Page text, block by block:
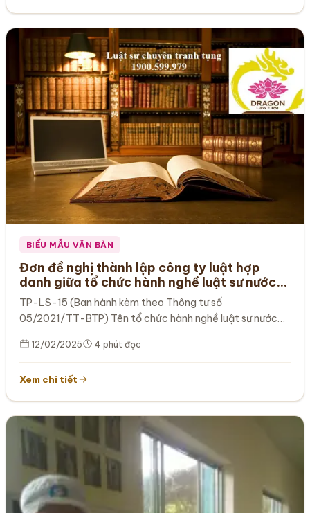
BIỂU MẪU VĂN BẢN
Đơn đề nghị thành lập công ty luật hợp
danh giữa tổ chức hành nghề luật sư nước
ngòai tại Việt Nam
TP-LS-15 (Ban hành kèm theo Thông tư số
05/2021/TT-BTP) Tên tổ chức hành nghề luật sư nước
12/02/2025 4 phút đọc
Xem chi tiết